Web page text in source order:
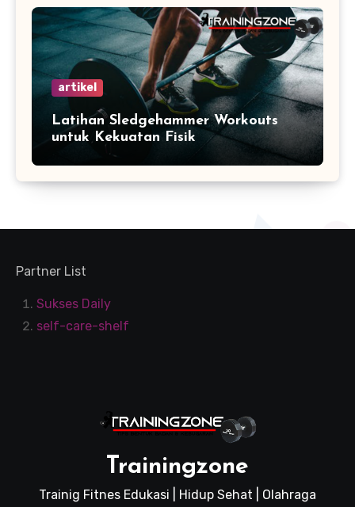
artikel
Latihan Sledgehammer Workouts
untuk Kekuatan Fisik
Partner List
Sukses Daily
self-care-shelf
Trainingzone
Trainig Fitnes Edukasi | Hidup Sehat | Olahraga